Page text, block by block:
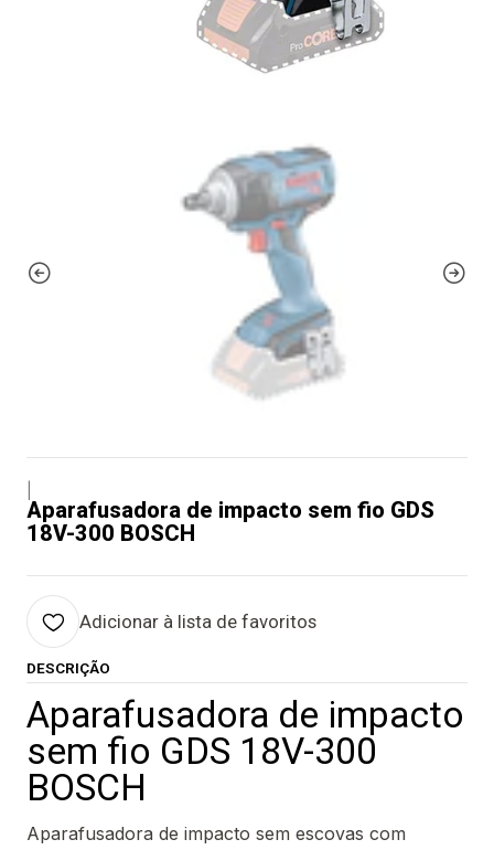
Aparafusadora de impacto sem fio GDS
18V-300 BOSCH
Adicionar à lista de favoritos
DESCRIÇÃO
Aparafusadora de impacto
sem fio GDS 18V-300
BOSCH
Aparafusadora de impacto sem escovas com